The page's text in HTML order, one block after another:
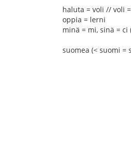
haluta = voli // voli
oppia = lerni
minä = mi, sinä = ci
suomea (< suomi